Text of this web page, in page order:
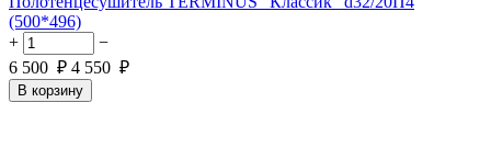
(500*496)
+
−
6 500 ₽ 4 550 ₽
В корзину